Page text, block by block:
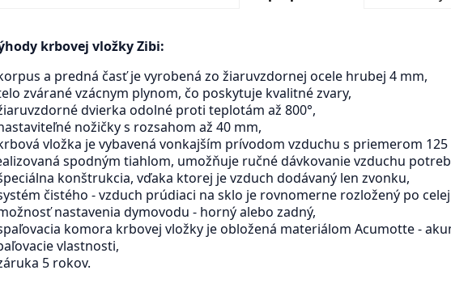
krbovej vložky Zibi:
a predná časť je vyrobená zo žiaruvzdornej ocele hrubej 4 mm,
zvárané vzácnym plynom, čo poskytuje kvalitné zvary,
dvierka odolné proti teplotám až 800°,
nožičky s rozsahom až 40 mm,
vložka je vybavená vonkajším prívodom vzduchu s priemerom
spodným tiahlom, umožňuje ručné dávkovanie vzduchu
konštrukcia, vďaka ktorej je vzduch dodávaný len zvonku,
čistého - vzduch prúdiaci na sklo je rovnomerne rozložený po
nastavenia dymovodu - horný alebo zadný,
komora krbovej vložky je obložená materiálom Acumotte -
vlastnosti,
5 rokov.